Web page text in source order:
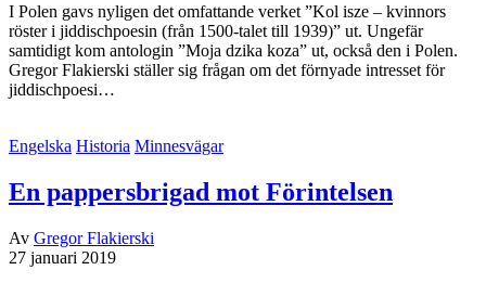
I Polen gavs nyligen det omfattande verket ”Kol isze – kvinnors
röster i jiddischpoesin (från 1500-talet till 1939)” ut. Ungefär
samtidigt kom antologin ”Moja dzika koza” ut, också den i Polen.
Gregor Flakierski ställer sig frågan om det förnyade intresset för
jiddischpoesi…
Engelska Historia Minnesvägar
En pappersbrigad mot Förintelsen
Av Gregor Flakierski
27 januari 2019